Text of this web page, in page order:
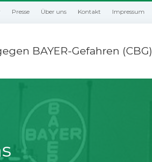
Presse Über uns Kontakt Impressum
BAYER-Gefahren (CBG)